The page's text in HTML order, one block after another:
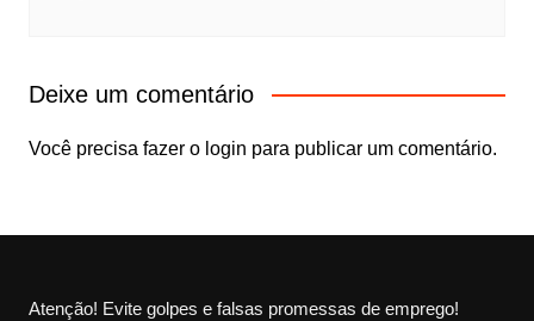
Deixe um comentário
Você precisa fazer o login para publicar um comentário.
Atenção! Evite golpes e falsas promessas de emprego!